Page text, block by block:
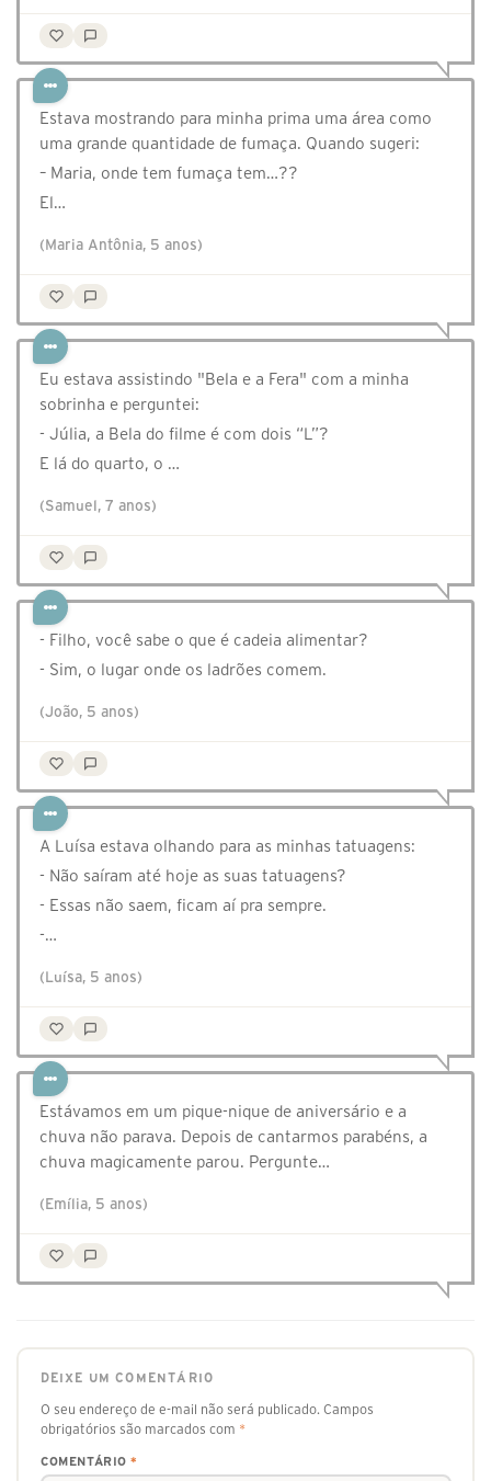
Estava mostrando para minha prima uma área como
uma grande quantidade de fumaça. Quando sugeri:
– Maria, onde tem fumaça tem…??
El…
(Maria Antônia, 5 anos)
Eu estava assistindo "Bela e a Fera" com a minha
sobrinha e perguntei:
- Júlia, a Bela do filme é com dois “L”?
E lá do quarto, o …
(Samuel, 7 anos)
- Filho, você sabe o que é cadeia alimentar?
- Sim, o lugar onde os ladrões comem.
(João, 5 anos)
A Luísa estava olhando para as minhas tatuagens:
- Não saíram até hoje as suas tatuagens?
- Essas não saem, ficam aí pra sempre.
-…
(Luísa, 5 anos)
Estávamos em um pique-nique de aniversário e a
chuva não parava. Depois de cantarmos parabéns, a
chuva magicamente parou. Pergunte…
(Emília, 5 anos)
DEIXE UM COMENTÁRIO
O seu endereço de e-mail não será publicado. Campos
obrigatórios são marcados com *
COMENTÁRIO *